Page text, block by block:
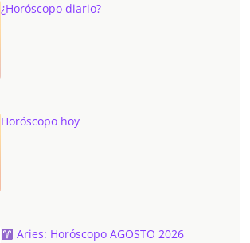
¿Horóscopo diario?
Horóscopo hoy
Aries: Horóscopo AGOSTO 2026